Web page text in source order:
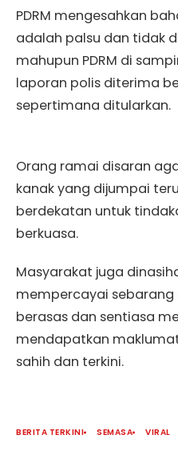
PDRM mengesahkan
adalah palsu dan tidak
mahupun PDRM di
laporan polis diterima
sepertimana ditularkan.
Orang ramai disaran
kanak yang dijumpai
berdekatan untuk
berkuasa.
Masyarakat juga
mempercayai sebarang
berasas dan sentiasa
mendapatkan
sahih dan terkini.
BERITA TERKINI SEMASA VIRAL